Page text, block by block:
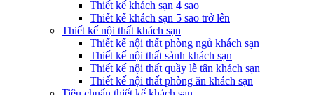
Thiết kế khách sạn 4 sao
Thiết kế khách sạn 5 sao trở lên
Thiết kế nội thất khách sạn
Thiết kế nội thất phòng ngủ khách sạn
Thiết kế nội thất sảnh khách sạn
Thiết kế nội thất quầy lễ tân khách sạn
Thiết kế nội thất phòng ăn khách sạn